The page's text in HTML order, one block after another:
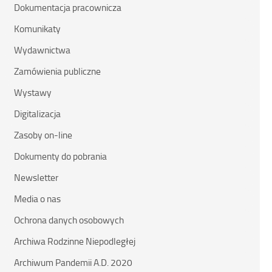
Dokumentacja pracownicza
Komunikaty
Wydawnictwa
Zamówienia publiczne
Wystawy
Digitalizacja
Zasoby on-line
Dokumenty do pobrania
Newsletter
Media o nas
Ochrona danych osobowych
Archiwa Rodzinne Niepodległej
Archiwum Pandemii A.D. 2020